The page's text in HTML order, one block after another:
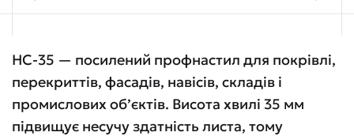
НС-35 — посилений профнастил для покрівлі,
перекриттів, фасадів, навісів, складів і
промислових об’єктів. Висота хвилі 35 мм
підвищує несучу здатність листа, тому